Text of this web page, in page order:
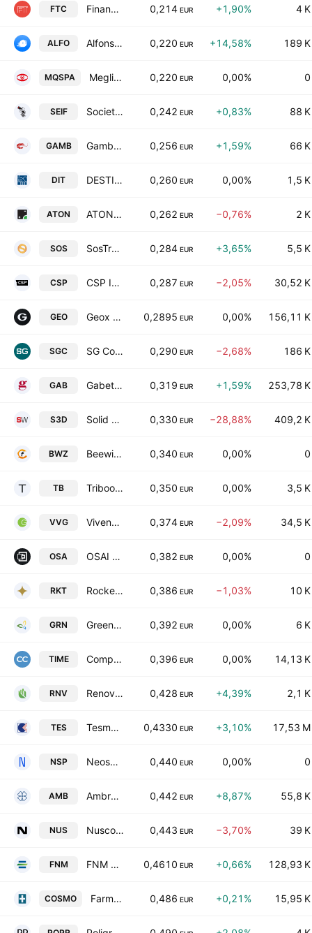
FTC Finanza.tech S.p.A. 0,214 EUR +1,90% 4 K
ALFO Alfonsino SpA 0,220 EUR +14,58% 189 K
MQSPA Meglioquesto S.P.A. 0,220 EUR 0,00% 0
SEIF Societa Editoriale Il Fatto SpA 0,242 EUR +0,83% 88 K
GAMB Gambero Rosso SpA 0,256 EUR +1,59% 66 K
DIT DESTINATION ITALIA S.P.A. 0,260 EUR 0,00% 1,5 K
ATON ATON Green Storage S.p.A. 0,262 EUR −0,76% 2 K
SOS SosTravel.com S.p.A. 0,284 EUR +3,65% 5,5 K
CSP CSP International Fashion Group SpA 0,287 EUR −2,05% 30,52 K
GEO Geox S.p.A. 0,2895 EUR 0,00% 156,11 K
SGC SG Company Societa Benefit S.p.A. 0,290 EUR −2,68% 186 K
GAB Gabetti Property Solutions S.p.A. 0,319 EUR +1,59% 253,78 K
S3D Solid World Group S.p.A. 0,330 EUR −28,88% 409,2 K
BWZ Beewize S.p.A. 0,340 EUR 0,00% 0
TB Triboo SpA 0,350 EUR 0,00% 3,5 K
VVG Vivenda Group S.p.A. 0,374 EUR −2,09% 34,5 K
OSA OSAI Automation System SpA 0,382 EUR 0,00% 0
RKT Rocket Sharing Company S.p.A. 0,386 EUR −1,03% 10 K
GRN Green Oleo S.P.A. 0,392 EUR 0,00% 6 K
TIME Compagnia dei Caraibi S.p.A. 0,396 EUR 0,00% 14,13 K
RNV Renovalo S.p.A. 0,428 EUR +4,39% 2,1 K
TES Tesmec S.p.A. 0,4330 EUR +3,10% 17,53 M
NSP Neosperience SpA 0,440 EUR 0,00% 0
AMB Ambromobiliare S.p.A. 0,442 EUR +8,87% 55,8 K
NUS Nusco SpA 0,443 EUR −3,70% 39 K
FNM FNM S.p.A. 0,4610 EUR +0,66% 128,93 K
COSMO Farmacosmo S.P.A. 0,486 EUR +0,21% 15,95 K